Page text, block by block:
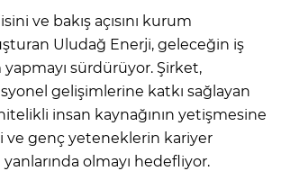
ve bakış açısını kurum
Uludağ Enerji, geleceğin iş
yapmayı sürdürüyor. Şirket,
gelişimlerine katkı sağlayan
insan kaynağının yetişmesine
ve genç yeteneklerin kariyer
olmayı hedefliyor.